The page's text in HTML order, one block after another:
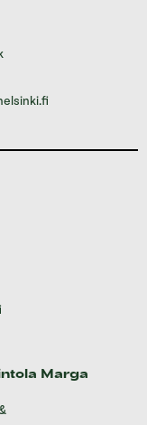
Marga